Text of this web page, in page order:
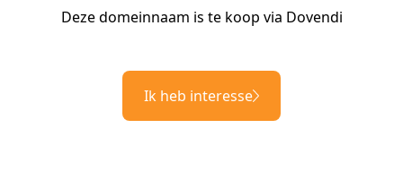
Deze domeinnaam is te koop via Dovendi
Ik heb interesse